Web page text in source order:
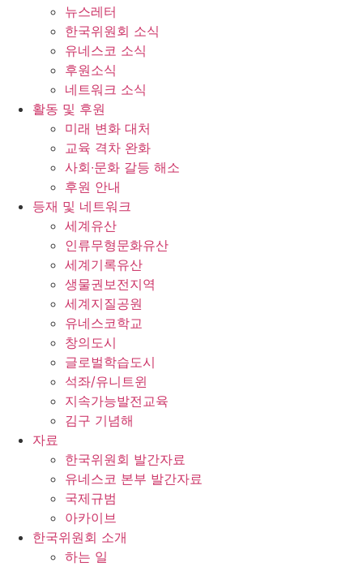
뉴스레터
한국위원회 소식
유네스코 소식
후원소식
네트워크 소식
활동 및 후원
미래 변화 대처
교육 격차 완화
사회∙문화 갈등 해소
후원 안내
등재 및 네트워크
세계유산
인류무형문화유산
세계기록유산
생물권보전지역
세계지질공원
유네스코학교
창의도시
글로벌학습도시
석좌/유니트윈
지속가능발전교육
김구 기념해
자료
한국위원회 발간자료
유네스코 본부 발간자료
국제규범
아카이브
한국위원회 소개
하는 일